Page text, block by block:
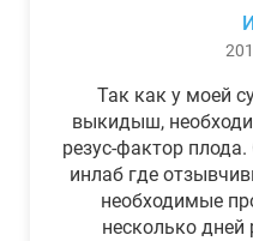
Так как у моей
выкидыш,
резус-фактор
инлаб где
необходимые
несколько дней